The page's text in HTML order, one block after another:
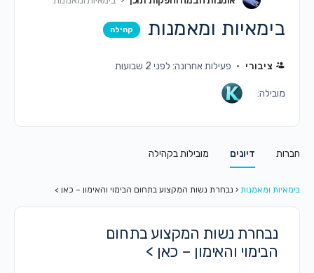
בימאיות ומאמנות קהילה
ציבורי פעילות אחרונה: לפני 2 שבועות
מובילה:
חברות דיונים מובילות בקהילה
בימאיות ומאמנות ‹ נבחרת נשות המקצוע בתחום הבימוי והאימון – כאן >
נבחרת נשות המקצוע בתחום
הבימוי והאימון – כאן >